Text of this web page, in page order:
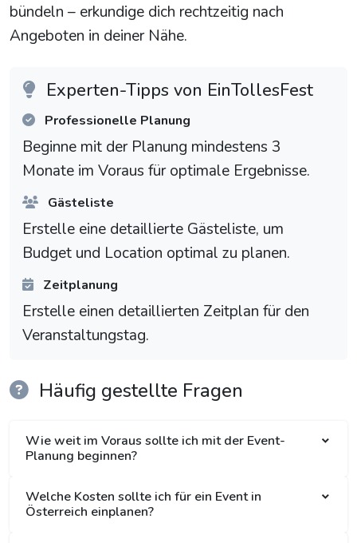
bündeln – erkundige dich rechtzeitig nach
Angeboten in deiner Nähe.
Experten-Tipps von EinTollesFest
Professionelle Planung
Beginne mit der Planung mindestens 3
Monate im Voraus für optimale Ergebnisse.
Gästeliste
Erstelle eine detaillierte Gästeliste, um
Budget und Location optimal zu planen.
Zeitplanung
Erstelle einen detaillierten Zeitplan für den
Veranstaltungstag.
Häufig gestellte Fragen
Wie weit im Voraus sollte ich mit der Event-
Planung beginnen?
Welche Kosten sollte ich für ein Event in
Österreich einplanen?